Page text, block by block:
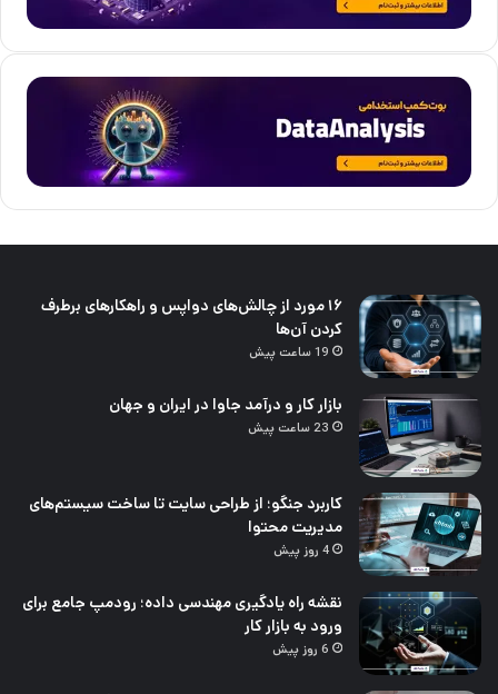
۱۶ مورد از چالش‌های دواپس و راهکارهای برطرف
کردن آن‌ها
19 ساعت پیش
بازار کار و درآمد جاوا در ایران و جهان
23 ساعت پیش
کاربرد جنگو؛ از طراحی سایت تا ساخت سیستم‌های
مدیریت محتوا
4 روز پیش
نقشه راه یادگیری مهندسی داده؛ رودمپ جامع برای
ورود به بازار کار
6 روز پیش